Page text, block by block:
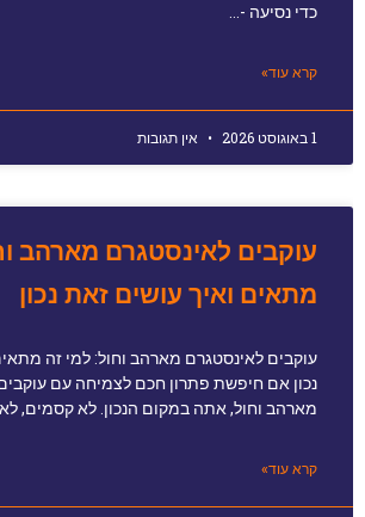
כדי נסיעה -…
קרא עוד»
1 באוגוסט 2026 אין תגובות
עוקבים לאינסטגרם מארהב
מתאים ואיך עושים זאת נכון
עוקבים לאינסטגרם מארהב וחול: למי זה
נכון אם חיפשת פתרון חכם לצמיחה עם
מארהב וחול, אתה במקום הנכון. לא קסמים, לא
קרא עוד»